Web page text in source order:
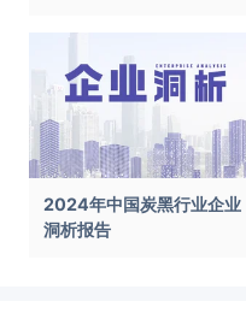
2024年中国炭黑行业企业
洞析报告